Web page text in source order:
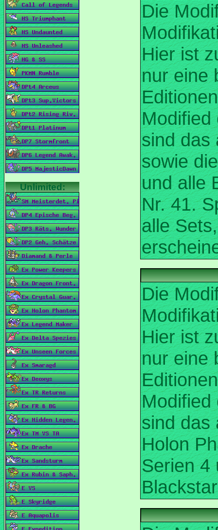
Die
Hier ist
nur eine
Modified
sind das
sowie
und alle
Nr. 41.
alle
Die
Hier ist
nur eine
Modified
sind das
Serien 4